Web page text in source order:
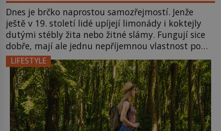
Dnes je brčko naprostou samozřejmostí. Jenže
ještě v 19. století lidé upíjejí limonády i koktejly
dutými stébly žita nebo žitné slámy. Fungují sice
dobře, mají ale jednu nepříjemnou vlastnost po
chvíli se rozmáčejí a nápoji dodávají travnatou
příchuť. Právě tahle drobná nepříjemnost přivede
amerického výrobce cigaretových náustků k
nápadu, který změní způsob pití po celém […]
LIFESTYLE